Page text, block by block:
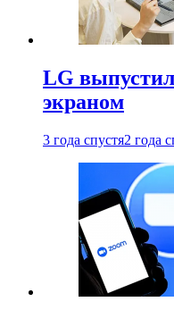
LG
экраном
3 года спустя2 года